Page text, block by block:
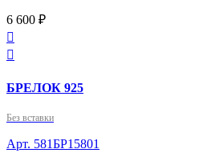
6 600 ₽


БРЕЛОК 925
Без вставки
Арт. 581БР15801